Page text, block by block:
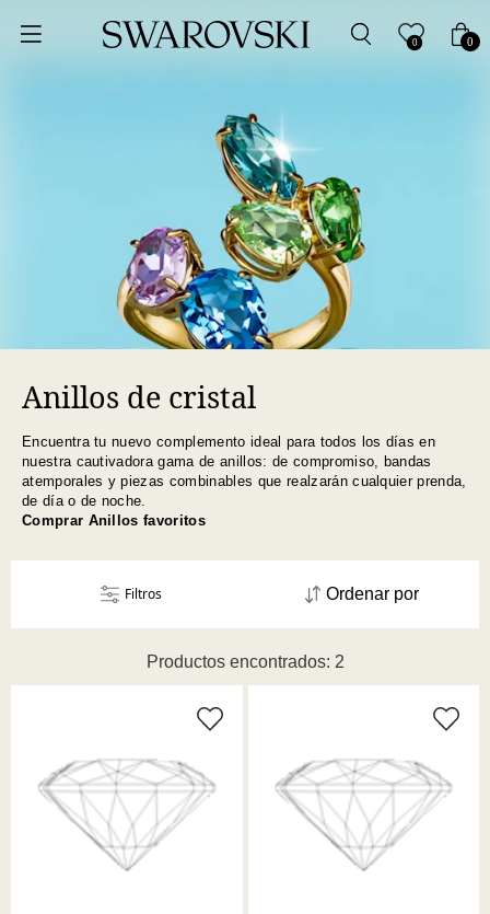
0 0
Anillos de cristal
Encuentra tu nuevo complemento ideal para todos los días en
nuestra cautivadora gama de anillos: de compromiso, bandas
atemporales y piezas combinables que realzarán cualquier prenda,
de día o de noche.
Comprar Anillos favoritos
Productos encontrados: 2
Ordenar por
Ordenar por
Fecha de lanzamiento
Mejor descuento
Filtros